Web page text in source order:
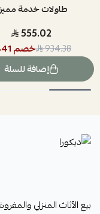
طاولات خدمة
555.02
934.38 خصم41
إضافة للسلة
ديكورا
بيع الأثاث المنزلي